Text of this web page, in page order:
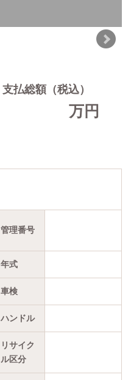
支払総額（税込）
万円
管理番号
年式
車検
ハンドル
リサイク
ル区分